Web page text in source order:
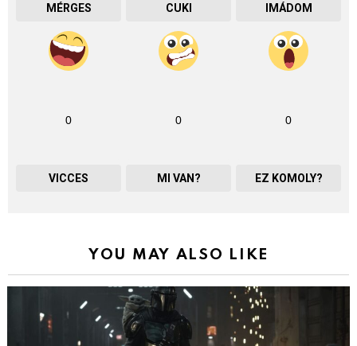
MÉRGES CUKI IMÁDOM
0
VICCES
0
MI VAN?
0
EZ KOMOLY?
YOU MAY ALSO LIKE